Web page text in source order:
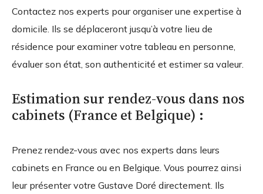
Contactez nos experts pour organiser une expertise à
domicile. Ils se déplaceront jusqu’à votre lieu de
résidence pour examiner votre tableau en personne,
évaluer son état, son authenticité et estimer sa valeur.
Estimation sur rendez-vous dans nos
cabinets (France et Belgique) :
Prenez rendez-vous avec nos experts dans leurs
cabinets en France ou en Belgique. Vous pourrez ainsi
leur présenter votre Gustave Doré directement. Ils